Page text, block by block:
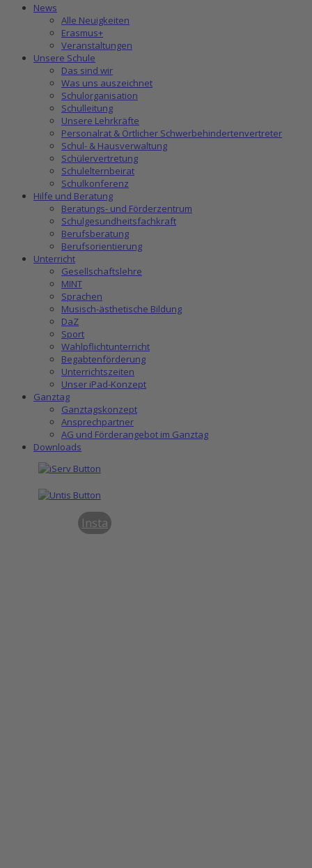
News
Alle Neuigkeiten
Erasmus+
Veranstaltungen
Unsere Schule
Das sind wir
Was uns auszeichnet
Schulorganisation
Schulleitung
Unsere Lehrkräfte
Personalrat & Örtlicher Schwerbehindertenvertreter
Schul- & Hausverwaltung
Schülervertretung
Schulelternbeirat
Schulkonferenz
Hilfe und Beratung
Beratungs- und Förderzentrum
Schulgesundheitsfachkraft
Berufsberatung
Berufsorientierung
Unterricht
Gesellschaftslehre
MINT
Sprachen
Musisch-ästhetische Bildung
DaZ
Sport
Wahlpflichtunterricht
Begabtenförderung
Unterrichtszeiten
Unser iPad-Konzept
Ganztag
Ganztagskonzept
Ansprechpartner
AG und Förderangebot im Ganztag
Downloads
Insta